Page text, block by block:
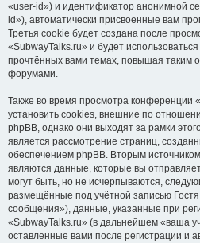
«user-id») и идентификатор анонимной
id»), автоматически присвоенные вам
Третья cookie будет создана после
«SubwayTalks.ru» и будет
прочтённых вами темах, повышая таким
форумами.
Также во время просмотра конференции
установить cookies, внешние по
phpBB, однако они выходят за рамки
является рассмотрение страниц,
обеспечением phpBB. Вторым
являются данные, которые вы
могут быть, но не исчерпываются,
размещённые под учётной записью
сообщения»), данные, указанные при
«SubwayTalks.ru» (в дальнейшем «ваша
оставленные вами после регистрации и